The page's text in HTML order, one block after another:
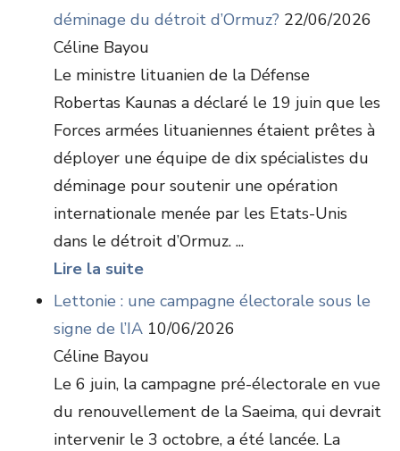
déminage du détroit d’Ormuz? 22/06/2026
Céline Bayou
Le ministre lituanien de la Défense
Robertas Kaunas a déclaré le 19 juin que les
Forces armées lituaniennes étaient prêtes à
déployer une équipe de dix spécialistes du
déminage pour soutenir une opération
internationale menée par les Etats-Unis
dans le détroit d’Ormuz. ...
Lire la suite
Lettonie : une campagne électorale sous le
signe de l’IA 10/06/2026
Céline Bayou
Le 6 juin, la campagne pré-électorale en vue
du renouvellement de la Saeima, qui devrait
intervenir le 3 octobre, a été lancée. La